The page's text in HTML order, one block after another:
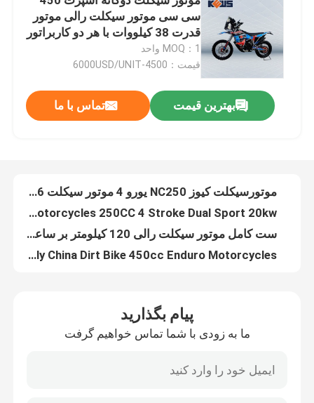
محصولات
با ما تماس بگیرید
وبلاگ
سی سی موتور سیکلت رالی موتور
قدرت 38 کیلووات با هر دو کاربراتور
و Efi دو گزینهMOQ：1 واحد
قیمت：4500-6000USD/UNIT
بهترین قیمت تماس با ما
موتورسیکلت کیوز NC250 یورو 4 موتور سیکلت K16 مدل اندرو
K20 4 Stroke Enduro Motorcycles 250CC 4 Stroke Dual Sport 20kw
ست کامل موتور سیکلت رالی 120 کیلومتر بر ساعت 450 سی سی دوچرخه خاکی موتور سیکلت اهرمی بالا
NC450 Off Road Motorcycle Rally China Dirt Bike 450cc Enduro Motorcycles
پیام بگذارید
ما به زودی با شما تماس خواهیم گرفت